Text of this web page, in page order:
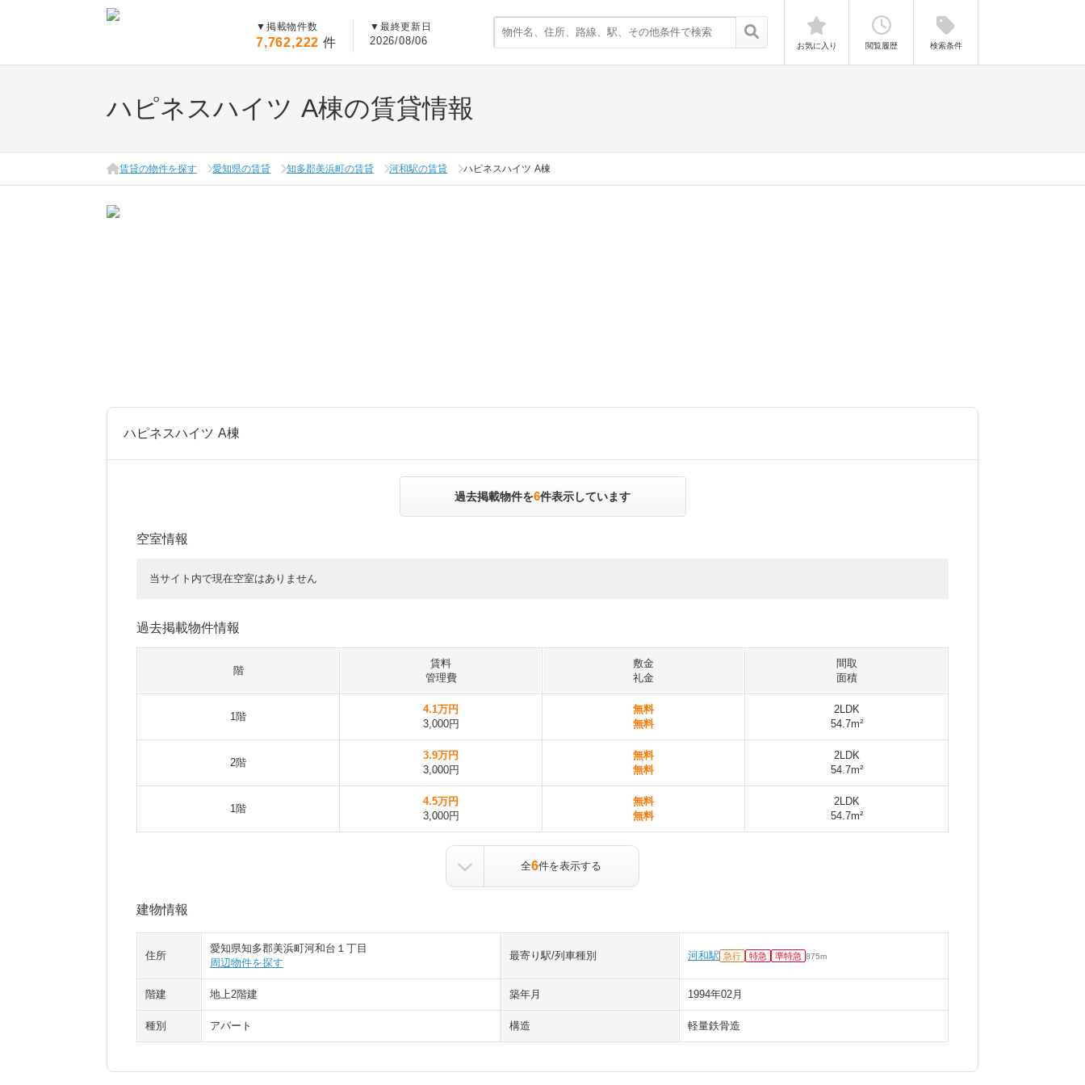
▼ 掲載物件数
7,762,222 件
▼ 最終更新日
2026/08/06 お気に入り 閲覧履歴 検索条件
ハピネスハイツ A棟の賃貸情報
賃貸の物件を探す 愛知県の賃貸 知多郡美浜町の賃貸 河和駅の賃貸 ハピネスハイツ A棟
ハピネスハイツ A棟
過去掲載物件を6件表示しています
空室情報
当サイト内で現在空室はありません
過去掲載物件情報
階
賃料
管理費
敷金
礼金
間取
面積
1階
4.1万円
3,000円
無料
無料
2LDK
54.7m²
2階
3.9万円
3,000円
無料
無料
2LDK
54.7m²
1階
4.5万円
3,000円
無料
無料
2LDK
54.7m²
全6件を表示する
建物情報
住所
愛知県知多郡美浜町河和台１丁目
周辺物件を探す
最寄り駅/列車種別 河和駅 急行 特急 準特急 875m
階建 地上2階建 築年月 1994年02月
種別 アパート 構造 軽量鉄骨造